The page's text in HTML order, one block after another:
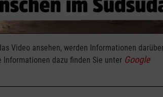
Video ansehen, werden Informationen
dazu finden Sie unter Google